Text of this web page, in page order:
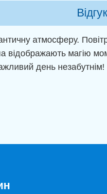
атмосферу.
відображають магію
день незабутнім!